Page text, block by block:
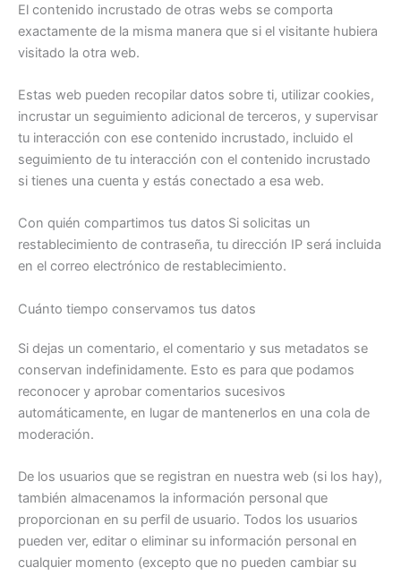
El contenido incrustado de otras webs se comporta
exactamente de la misma manera que si el visitante hubiera
visitado la otra web.
Estas web pueden recopilar datos sobre ti, utilizar cookies,
incrustar un seguimiento adicional de terceros, y supervisar
tu interacción con ese contenido incrustado, incluido el
seguimiento de tu interacción con el contenido incrustado
si tienes una cuenta y estás conectado a esa web.
Con quién compartimos tus datos Si solicitas un
restablecimiento de contraseña, tu dirección IP será incluida
en el correo electrónico de restablecimiento.
Cuánto tiempo conservamos tus datos
Si dejas un comentario, el comentario y sus metadatos se
conservan indefinidamente. Esto es para que podamos
reconocer y aprobar comentarios sucesivos
automáticamente, en lugar de mantenerlos en una cola de
moderación.
De los usuarios que se registran en nuestra web (si los hay),
también almacenamos la información personal que
proporcionan en su perfil de usuario. Todos los usuarios
pueden ver, editar o eliminar su información personal en
cualquier momento (excepto que no pueden cambiar su